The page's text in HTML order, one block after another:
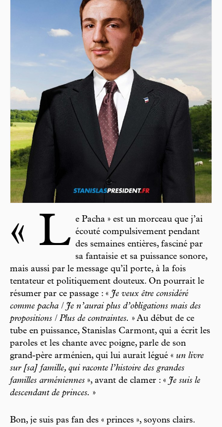
« L
e Pacha » est un morceau que j’ai
écouté compulsivement pendant
des semaines entières, fasciné par
sa fantaisie et sa puissance sonore,
mais aussi par le message qu’il porte, à la fois
tentateur et politiquement douteux. On pourrait le
résumer par ce passage : « Je veux être considéré
comme pacha / Je n’aurai plus d’obligations mais des
propositions / Plus de contraintes. » Au début de ce
tube en puissance, Stanislas Carmont, qui a écrit les
paroles et les chante avec poigne, parle de son
grand-père arménien, qui lui aurait légué « un livre
sur [sa] famille, qui raconte l’histoire des grandes
familles arméniennes », avant de clamer : « Je suis le
descendant de princes. »
Bon, je suis pas fan des « princes », soyons clairs.